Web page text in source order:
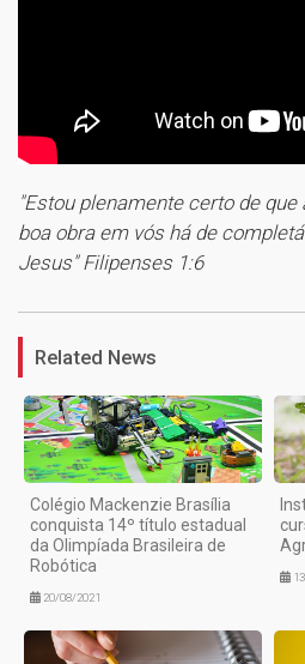
"Estou plenamente certo de
boa obra em vós há de
Jesus" Filipenses 1:6
Related News
Colégio Mackenzie Brasília
conquista 14º título estadual
da Olimpíada Brasileira de
Robótica
20/08/2021